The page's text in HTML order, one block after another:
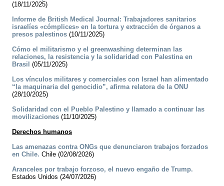
(18/11/2025)
Informe de British Medical Journal: Trabajadores sanitarios
israelíes «cómplices» en la tortura y extracción de órganos a
presos palestinos (10/11/2025)
Cómo el militarismo y el greenwashing determinan las
relaciones, la resistencia y la solidaridad con Palestina en
Brasil (05/11/2025)
Los vínculos militares y comerciales con Israel han alimentado
“la maquinaria del genocidio”, afirma relatora de la ONU
(28/10/2025)
Solidaridad con el Pueblo Palestino y llamado a continuar las
movilizaciones (11/10/2025)
Derechos humanos
Las amenazas contra ONGs que denunciaron trabajos forzados
en Chile. Chile (02/08/2026)
Aranceles por trabajo forzoso, el nuevo engaño de Trump.
Estados Unidos (24/07/2026)